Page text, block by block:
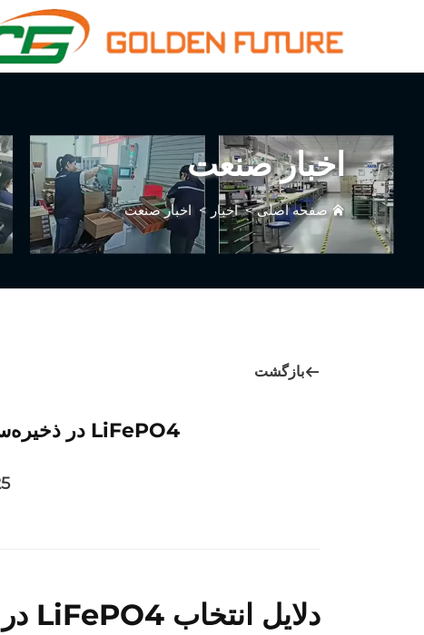
اخبار صنعت
صفحه اصلی>اخبار > اخبار صنعت
بازگشت
LiFePO4 در ذخیره‌سازی باتری خورشیدی: چرا اهمیت دارد
دلایل انتخاب LiFePO4 در ذخیره‌سازی باتری خورشیدی